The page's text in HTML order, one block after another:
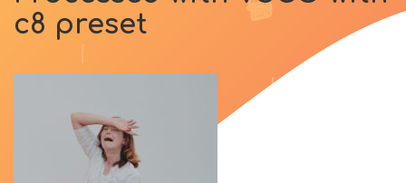
c8 preset